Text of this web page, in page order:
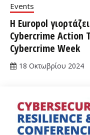
Events
Η Europol
Cybercrime Action
Cybercrime Week
18 Οκτωβρίου 2024